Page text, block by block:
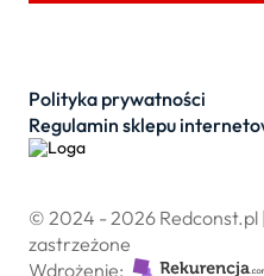
Polityka prywatności
Regulamin sklepu
© 2024 - 2026 Redconst.pl
zastrzeżone
Wdrożenie: